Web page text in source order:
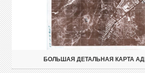
БОЛЬШАЯ ДЕТАЛЬНАЯ КАРТА